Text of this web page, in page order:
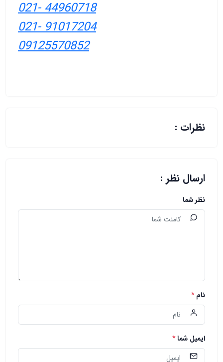
021- 44960718
021- 91017204
09125570852
نظرات :
ارسال نظر :
نظر شما
نام*
ایمیل شما*